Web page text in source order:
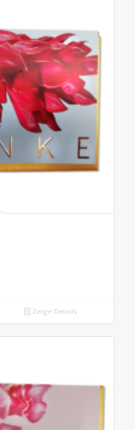
Zeige Details